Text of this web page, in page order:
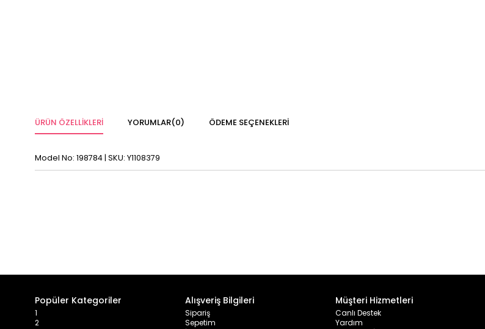
ÜRÜN ÖZELLIKLERI YORUMLAR(0) ÖDEME SEÇENEKLERI
Model No: 198784 | SKU: Y1108379
Popüler Kategoriler
1
2
Alışveriş Bilgileri
Sipariş
Sepetim
Müşteri Hizmetleri
Canlı Destek
Yardım